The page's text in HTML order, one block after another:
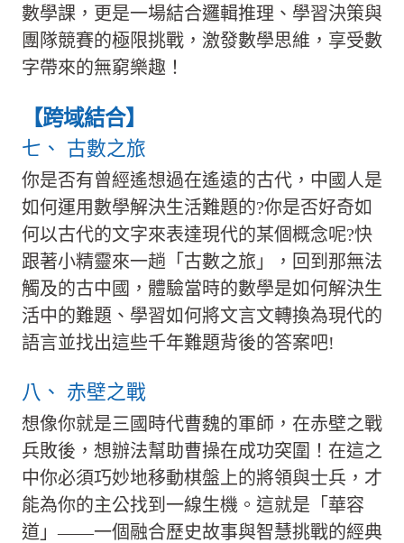
數學課，更是一場結合邏輯推理、學習決策與
團隊競賽的極限挑戰，激發數學思維，享受數
字帶來的無窮樂趣！
【跨域結合】
七、 古數之旅
你是否有曾經遙想過在遙遠的古代，中國人是
如何運用數學解決生活難題的?你是否好奇如
何以古代的文字來表達現代的某個概念呢?快
跟著小精靈來一趟「古數之旅」，回到那無法
觸及的古中國，體驗當時的數學是如何解決生
活中的難題、學習如何將文言文轉換為現代的
語言並找出這些千年難題背後的答案吧!
八、 赤壁之戰
想像你就是三國時代曹魏的軍師，在赤壁之戰
兵敗後，想辦法幫助曹操在成功突圍！在這之
中你必須巧妙地移動棋盤上的將領與士兵，才
能為你的主公找到一線生機。這就是「華容
道」——一個融合歷史故事與智慧挑戰的經典